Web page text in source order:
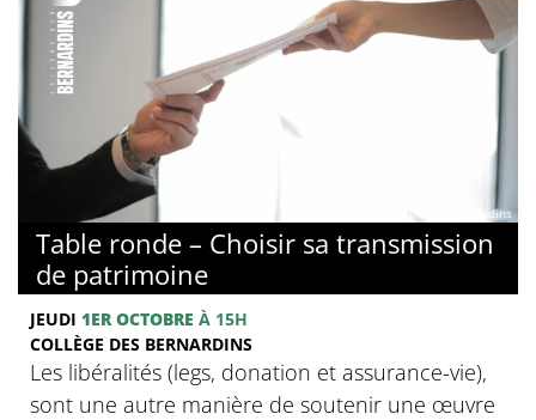
© Collège des Bernardins
Table ronde – Choisir sa transmission
de patrimoine
JEUDI 1ER OCTOBRE À 15H
COLLÈGE DES BERNARDINS
Les libéralités (legs, donation et assurance-vie),
sont une autre manière de soutenir une œuvre